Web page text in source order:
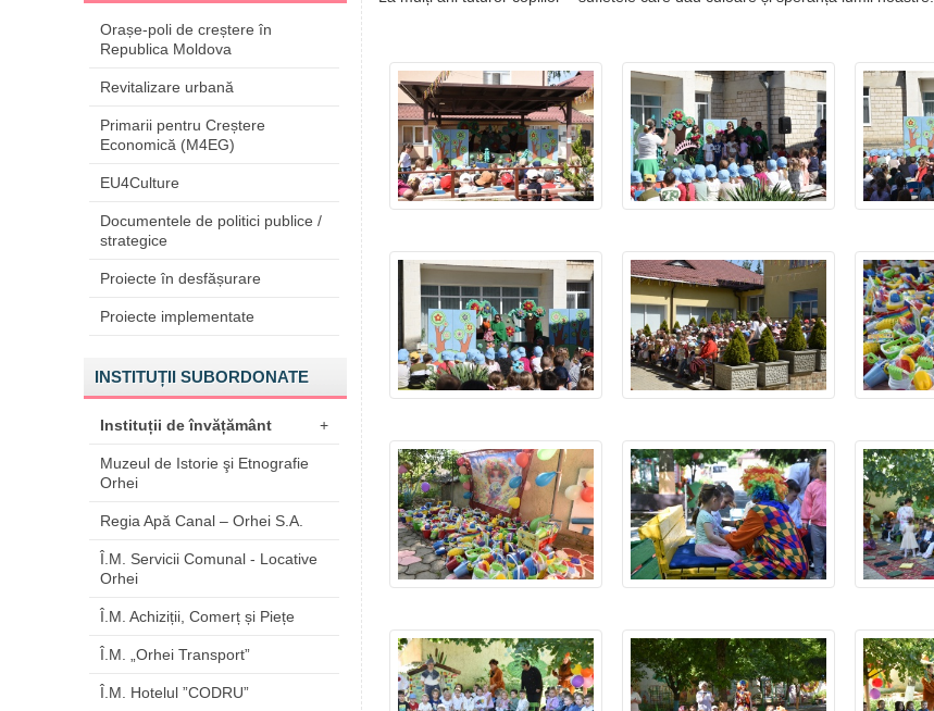
Orașe-poli de creștere în
Republica Moldova
Revitalizare urbană
Primarii pentru Creștere
Economică (M4EG)
EU4Culture
Documentele de politici publice /
strategice
Proiecte în desfășurare
Proiecte implementate
INSTITUȚII SUBORDONATE
Instituții de învățământ +
Muzeul de Istorie şi Etnografie
Orhei
Regia Apă Canal – Orhei S.A.
Î.M. Servicii Comunal - Locative
Orhei
Î.M. Achiziții, Comerț și Piețe
Î.M. „Orhei Transport”
Î.M. Hotelul ”CODRU”